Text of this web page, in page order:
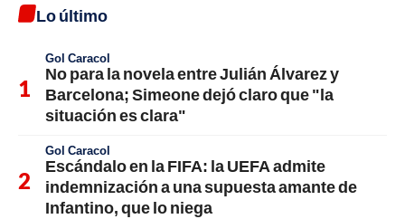
Lo último
Gol Caracol
No para la novela entre Julián Álvarez y
Barcelona; Simeone dejó claro que "la
situación es clara"
Gol Caracol
Escándalo en la FIFA: la UEFA admite
indemnización a una supuesta amante de
Infantino, que lo niega